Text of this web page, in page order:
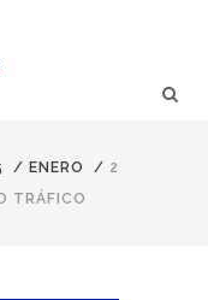
/ ENERO / 2
TRÁFICO